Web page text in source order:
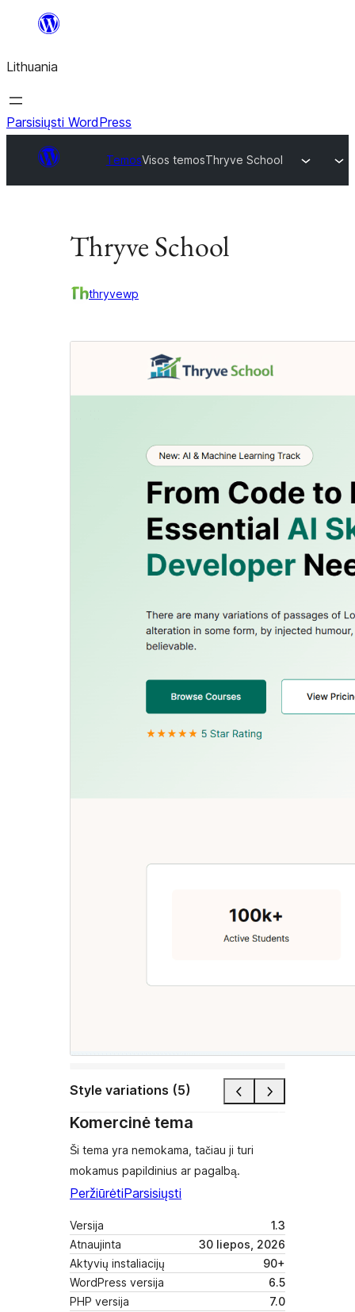
turinio
Lithuania
Parsisiųsti WordPress
TemosVisos temosThryve School
Thryve School
thryvewp
Style variations (5)
Komercinė tema
Ši tema yra nemokama, tačiau ji turi
mokamus papildinius ar pagalbą.
PeržiūrėtiParsisiųsti
Versija
1.3
Atnaujinta
30 liepos, 2026
Aktyvių instaliacijų
90+
WordPress versija
6.5
PHP versija
7.0